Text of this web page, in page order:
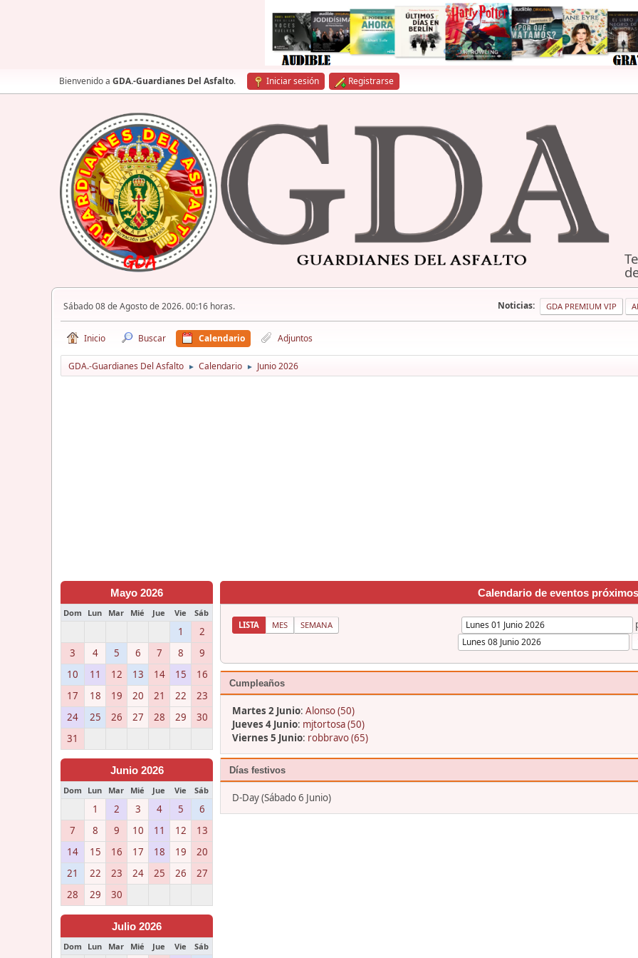
Bienvenido a GDA.-Guardianes Del Asfalto. Iniciar sesión Registrarse
Sábado 08 de Agosto de 2026. 00:16 horas. Noticias: GDA PREMIUM VIP
Inicio Buscar Calendario Adjuntos
GDA.-Guardianes Del Asfalto ► Calendario ► Junio 2026
Mayo 2026
Dom Lun Mar Mié Jue Vie Sáb
1
2
3
4 5 6 7 8
9
10
11 12 13 14 15
16
17
18 19 20 21 22
23
24
25 26 27 28 29
30
31
Junio 2026
Dom Lun Mar Mié Jue Vie Sáb
1 2 3 4 5
6
7
8 9 10 11 12
13
14
15 16 17 18 19
20
21
22 23 24 25 26
27
28
29 30
Julio 2026
Dom Lun Mar Mié Jue Vie Sáb
Calendario de eventos próximos
LISTA MES SEMANA
Cumpleaños
Martes 2 Junio: Alonso (50)
Jueves 4 Junio: mjtortosa (50)
Viernes 5 Junio: robbravo (65)
Días festivos
D-Day (Sábado 6 Junio)